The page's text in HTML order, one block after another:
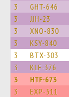
3 GHT-646
3 JJH-23
3 XNO-830
3 KSY-840
3 BTX-303
3 KLF-376
3 HTF-673
3 EXP-511